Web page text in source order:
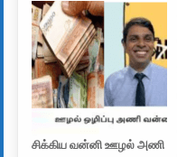
சிக்கிய வன்னி ஊழல் அணி